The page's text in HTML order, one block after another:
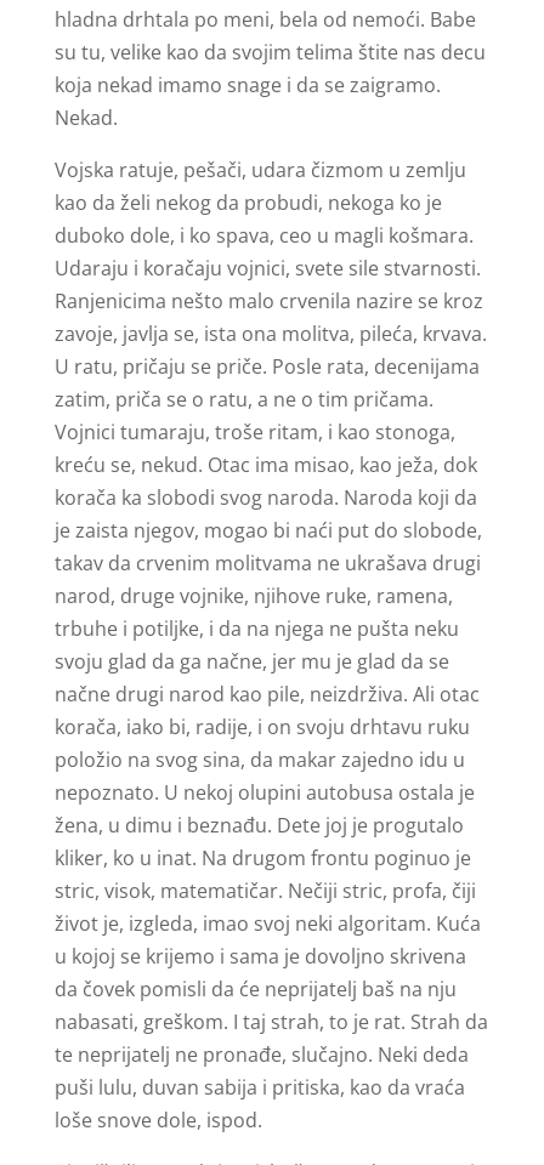
hladna drhtala po meni, bela od nemoći. Babe
su tu, velike kao da svojim telima štite nas decu
koja nekad imamo snage i da se zaigramo.
Nekad.
Vojska ratuje, pešači, udara čizmom u zemlju
kao da želi nekog da probudi, nekoga ko je
duboko dole, i ko spava, ceo u magli košmara.
Udaraju i koračaju vojnici, svete sile stvarnosti.
Ranjenicima nešto malo crvenila nazire se kroz
zavoje, javlja se, ista ona molitva, pileća, krvava.
U ratu, pričaju se priče. Posle rata, decenijama
zatim, priča se o ratu, a ne o tim pričama.
Vojnici tumaraju, troše ritam, i kao stonoga,
kreću se, nekud. Otac ima misao, kao ježa, dok
korača ka slobodi svog naroda. Naroda koji da
je zaista njegov, mogao bi naći put do slobode,
takav da crvenim molitvama ne ukrašava drugi
narod, druge vojnike, njihove ruke, ramena,
trbuhe i potiljke, i da na njega ne pušta neku
svoju glad da ga načne, jer mu je glad da se
načne drugi narod kao pile, neizdrživa. Ali otac
korača, iako bi, radije, i on svoju drhtavu ruku
položio na svog sina, da makar zajedno idu u
nepoznato. U nekoj olupini autobusa ostala je
žena, u dimu i beznađu. Dete joj je progutalo
kliker, ko u inat. Na drugom frontu poginuo je
stric, visok, matematičar. Nečiji stric, profa, čiji
život je, izgleda, imao svoj neki algoritam. Kuća
u kojoj se krijemo i sama je dovoljno skrivena
da čovek pomisli da će neprijatelj baš na nju
nabasati, greškom. I taj strah, to je rat. Strah da
te neprijatelj ne pronađe, slučajno. Neki deda
puši lulu, duvan sabija i pritiska, kao da vraća
loše snove dole, ispod.